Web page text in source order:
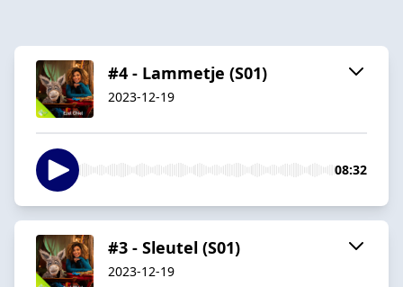
#4 - Lammetje (S01)
2023-12-19
08:32
#3 - Sleutel (S01)
2023-12-19